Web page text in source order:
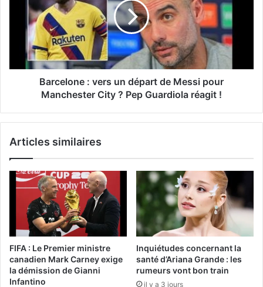
Barcelone : vers un départ de Messi pour
Manchester City ? Pep Guardiola réagit !
Articles similaires
FIFA : Le Premier ministre
canadien Mark Carney exige
la démission de Gianni
Infantino
Inquiétudes concernant la
santé d’Ariana Grande : les
rumeurs vont bon train
il y a 3 jours